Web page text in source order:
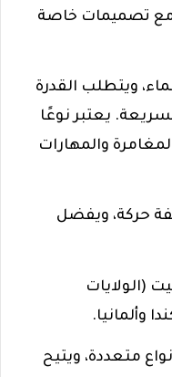
مع تصميمات خاصة
ويتطلب القدرة
يعتبر نوعًا
والمهارات
حركة، ويفضل
(الولايات
وألمانيا.
متعددة، ويتيح